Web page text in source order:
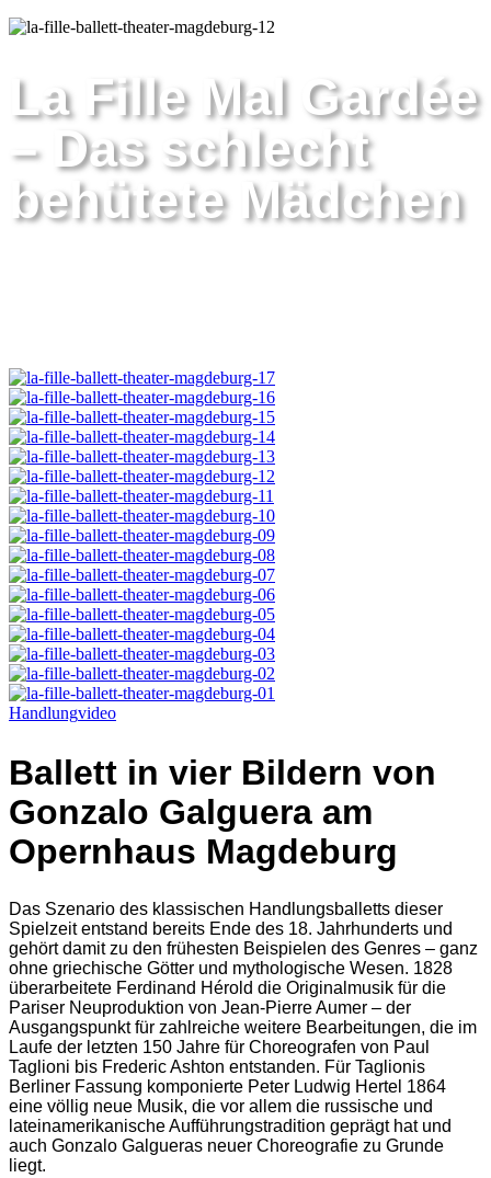
La Fille Mal Gardée
– Das schlecht
behütete Mädchen
Handlungvideo
Ballett in vier Bildern von
Gonzalo Galguera am
Opernhaus Magdeburg
Das Szenario des klassischen Handlungsballetts dieser
Spielzeit entstand bereits Ende des 18. Jahrhunderts und
gehört damit zu den frühesten Beispielen des Genres – ganz
ohne griechische Götter und mythologische Wesen. 1828
überarbeitete Ferdinand Hérold die Originalmusik für die
Pariser Neuproduktion von Jean-Pierre Aumer – der
Ausgangspunkt für zahlreiche weitere Bearbeitungen, die im
Laufe der letzten 150 Jahre für Choreografen von Paul
Taglioni bis Frederic Ashton entstanden. Für Taglionis
Berliner Fassung komponierte Peter Ludwig Hertel 1864
eine völlig neue Musik, die vor allem die russische und
lateinamerikanische Aufführungstradition geprägt hat und
auch Gonzalo Galgueras neuer Choreografie zu Grunde
liegt.